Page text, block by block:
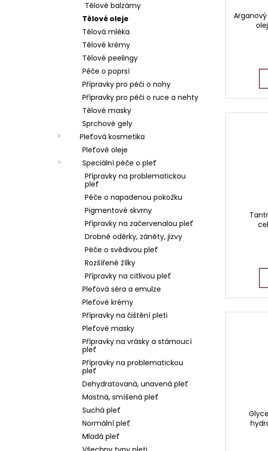
Tělové balzámy
Tělové oleje
Tělová mléka
Tělové krémy
Tělové peelingy
Péče o poprsí
Přípravky pro péči o nohy
Přípravky pro péči o ruce a nehty
Tělové masky
Sprchové gely
Pleťová kosmetika
Pleťové oleje
Speciální péče o pleť
Přípravky na problematickou
pleť
Péče o napadenou pokožku
Pigmentové skvrny
Přípravky na začervenalou pleť
Drobné oděrky, záněty, jizvy
Péče o svědivou pleť
Rozšířené žílky
Přípravky na citlivou pleť
Pleťová séra a emulze
Pleťové krémy
Přípravky na čištění pleti
Pleťové masky
Přípravky na vrásky a stárnoucí
pleť
Přípravky na problematickou
pleť
Dehydratovaná, unavená pleť
Mastná, smíšená pleť
Suchá pleť
Normální pleť
Mladá pleť